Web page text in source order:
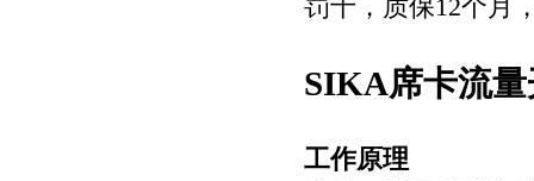
罚十，质保12个月
SIKA席卡流
工作原理